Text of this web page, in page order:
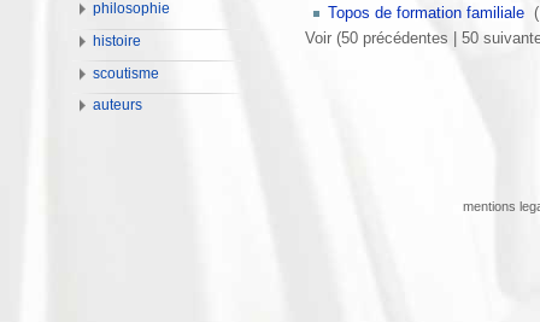
Topos de formation familiale‎ (
Voir (50 précédentes | 50
philosophie
histoire
scoutisme
auteurs
mentions